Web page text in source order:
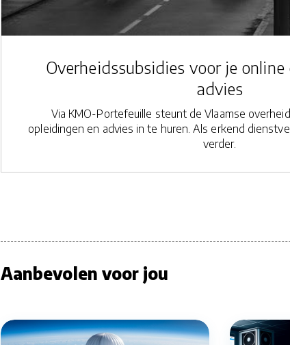
Overheidssubsidies voor je
advies
Via KMO-Portefeuille steunt de Vlaamse
opleidingen en advies in te huren. Als erkend
verder.
Aanbevolen voor jou